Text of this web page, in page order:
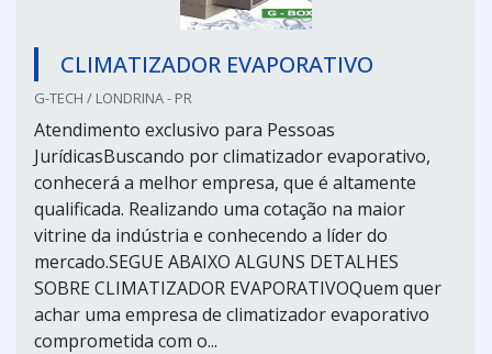
CLIMATIZADOR EVAPORATIVO
G-TECH / LONDRINA - PR
Atendimento exclusivo para Pessoas
JurídicasBuscando por climatizador evaporativo,
conhecerá a melhor empresa, que é altamente
qualificada. Realizando uma cotação na maior
vitrine da indústria e conhecendo a líder do
mercado.SEGUE ABAIXO ALGUNS DETALHES
SOBRE CLIMATIZADOR EVAPORATIVOQuem quer
achar uma empresa de climatizador evaporativo
comprometida com o...